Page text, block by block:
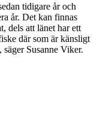
tidigare år och
år. Det kan finnas
dels att länet har ett
där som är känsligt
Susanne Viker.